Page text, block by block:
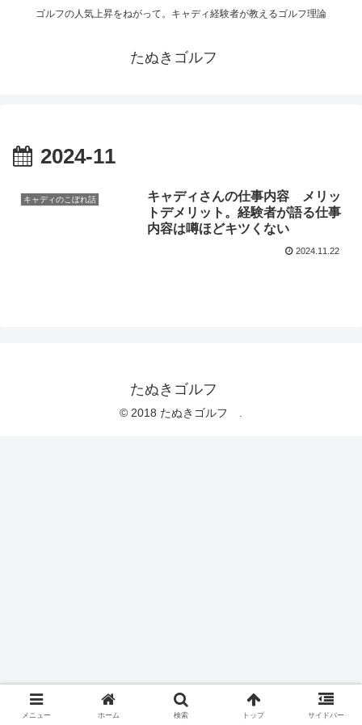
ゴルフの人気上昇をねがって。キャディ経験者が教えるゴルフ理論
たぬきゴルフ
2024-11
キャディのこぼれ話
キャディさんの仕事内容 メリッ
トデメリット。経験者が語る仕事
内容は噂ほどキツくない
2024.11.22
たぬきゴルフ
© 2018 たぬきゴルフ .
メニュー ホーム 検索 トップ サイドバー